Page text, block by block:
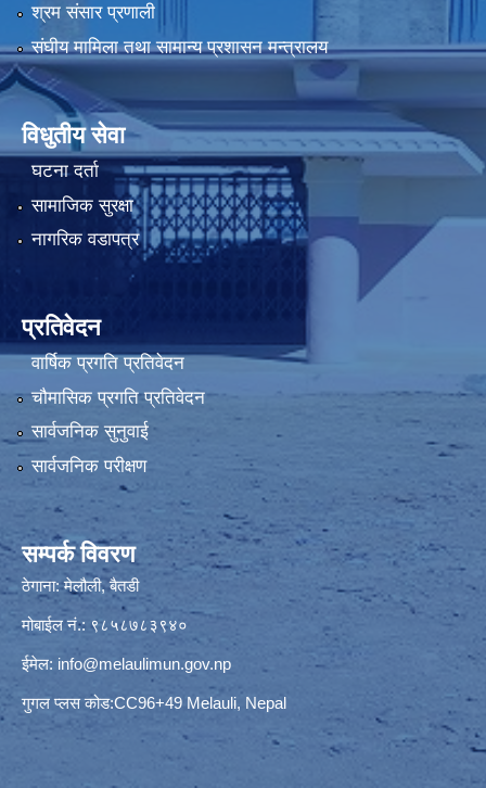
श्रम संसार प्रणाली
संघीय मामिला तथा सामान्य प्रशासन मन्त्रालय
विधुतीय सेवा
घटना दर्ता
सामाजिक सुरक्षा
नागरिक वडापत्र
प्रतिवेदन
वार्षिक प्रगति प्रतिवेदन
चौमासिक प्रगति प्रतिवेदन
सार्वजनिक सुनुवाई
सार्वजनिक परीक्षण
सम्पर्क विवरण
ठेगाना: मेलौली, बैतडी
मोबाईल नं.: ९८५८७८३९४०
ईमेल: info@melaulimun.gov.np
गुगल प्लस कोड:CC96+49 Melauli, Nepal